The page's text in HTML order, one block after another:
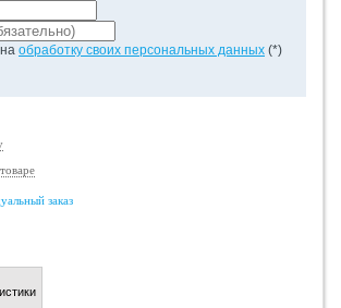
обработку своих персональных данных (*)
заказ